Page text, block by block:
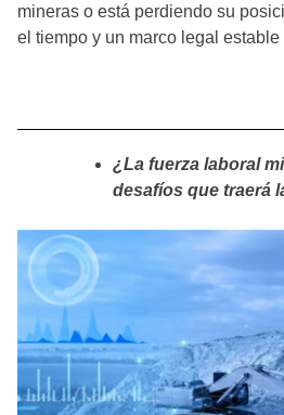
mineras o está perdiendo su
el tiempo y un marco legal estable
¿La fuerza laboral
desafíos que traerá